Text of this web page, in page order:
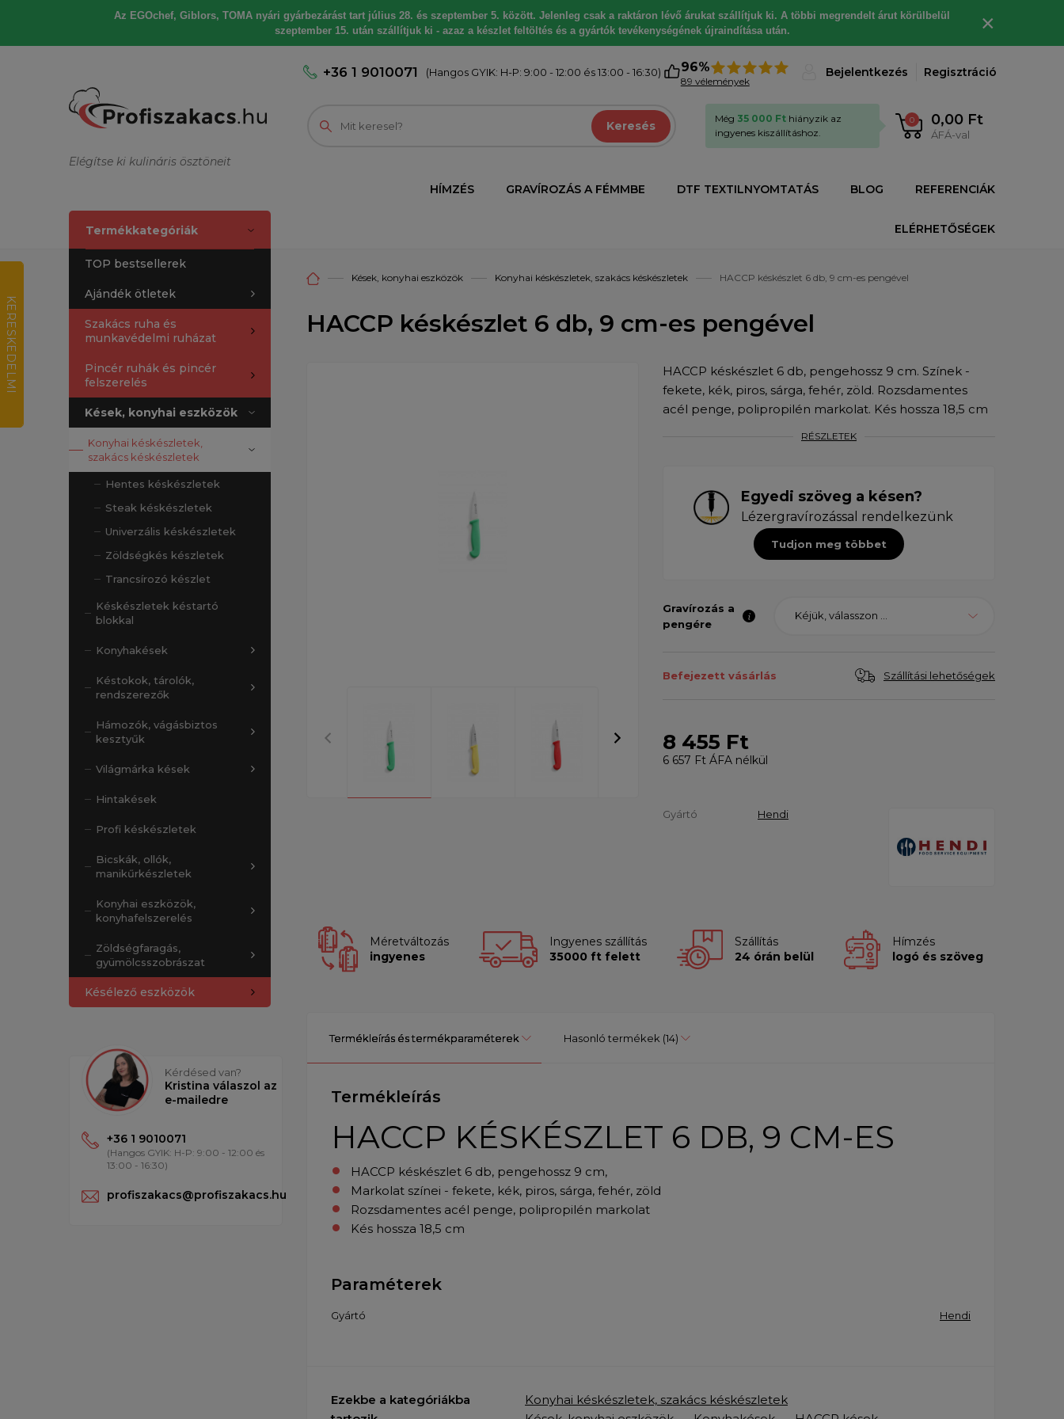
Az EGOchef, Giblors, TOMA nyári gyárbezárást tart július 28. és szeptember 5. között. Jelenleg csak a raktáron lévő árukat szállítjuk ki. A többi megrendelt árut körülbelül
szeptember 15. után szállítjuk ki - azaz a készlet feltöltés és a gyártók tevékenységének újraindítása után.
×
Elégítse ki kulináris ösztöneit
+36 1 9010071 (Hangos GYIK: H-P: 9:00 - 12:00 és 13:00 - 16:30) 96%
89 vélemények
Bejelentkezés Regisztráció
Keresés 0 0,00 Ft
ÁFÁ-val
Még 35 000 Ft hiányzik az
ingyenes kiszállításhoz.
HÍMZÉS GRAVÍROZÁS A FÉMMBE DTF TEXTILNYOMTATÁS BLOG REFERENCIÁK
ELÉRHETŐSÉGEK
Termékkategóriák
TOP bestsellerek
Ajándék ötletek
Szakács ruha és
munkavédelmi ruházat
Pincér ruhák és pincér
felszerelés
Kések, konyhai eszközök
Konyhai késkészletek,
szakács késkészletek
Hentes késkészletek
Steak késkészletek
Univerzális késkészletek
Zöldségkés készletek
Trancsírozó készlet
Késkészletek késtartó
blokkal
Konyhakések
Késtokok, tárolók,
rendszerezők
Hámozók, vágásbiztos
kesztyűk
Világmárka kések
Hintakések
Profi késkészletek
Bicskák, ollók,
manikűrkészletek
Konyhai eszközök,
konyhafelszerelés
Zöldségfaragás,
gyümölcsszobrászat
Késélező eszközök
Kérdésed van?
Kristina válaszol az
e-mailedre
+36 1 9010071
(Hangos GYIK: H-P: 9:00 - 12:00 és
13:00 - 16:30)
profiszakacs@profiszakacs.hu
Kések, konyhai eszközök Konyhai késkészletek, szakács késkészletek HACCP késkészlet 6 db, 9 cm-es pengével
HACCP késkészlet 6 db, 9 cm-es pengével
HACCP késkészlet 6 db, pengehossz 9 cm. Színek -
fekete, kék, piros, sárga, fehér, zöld. Rozsdamentes
acél penge, polipropilén markolat. Kés hossza 18,5 cm
RÉSZLETEK
Egyedi szöveg a késen?
Lézergravírozással rendelkezünk
Tudjon meg többet
Gravírozás a
pengére
Kéjük, válasszon ...
Befejezett vásárlás Szállítási lehetőségek
8 455 Ft
6 657 Ft ÁFA nélkül
Gyártó Hendi
Méretváltozás
ingyenes
Ingyenes szállítás
35000 ft felett
Szállítás
24 órán belül
Hímzés
logó és szöveg
Termékleírás és termékparaméterek Hasonló termékek (14)
Termékleírás
HACCP KÉSKÉSZLET 6 DB, 9 CM-ES
HACCP késkészlet 6 db, pengehossz 9 cm,
Markolat színei - fekete, kék, piros, sárga, fehér, zöld
Rozsdamentes acél penge, polipropilén markolat
Kés hossza 18,5 cm
Paraméterek
Gyártó Hendi
Ezekbe a kategóriákba
Konyhai késkészletek, szakács késkészletek
K
E
R
E
S
K
E
D
E
L
M
I
R
T
É
K
E
L
É